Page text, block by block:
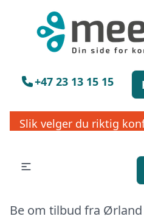
+47 23 13 15 15
Slik velger du riktig
Be om tilbud fra
Få
oss din